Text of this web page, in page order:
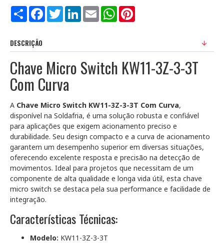
Compartilhar
FacebookTwitterLinkedInEmail WhatsApp
DESCRIÇÃO
Chave Micro Switch KW11-3Z-3-3T
Com Curva
A Chave Micro Switch KW11-3Z-3-3T Com Curva,
disponível na Soldafria, é uma solução robusta e confiável
para aplicações que exigem acionamento preciso e
durabilidade. Seu design compacto e a curva de acionamento
garantem um desempenho superior em diversas situações,
oferecendo excelente resposta e precisão na detecção de
movimentos. Ideal para projetos que necessitam de um
componente de alta qualidade e longa vida útil, esta chave
micro switch se destaca pela sua performance e facilidade de
integração.
Características Técnicas:
Modelo: KW11-3Z-3-3T